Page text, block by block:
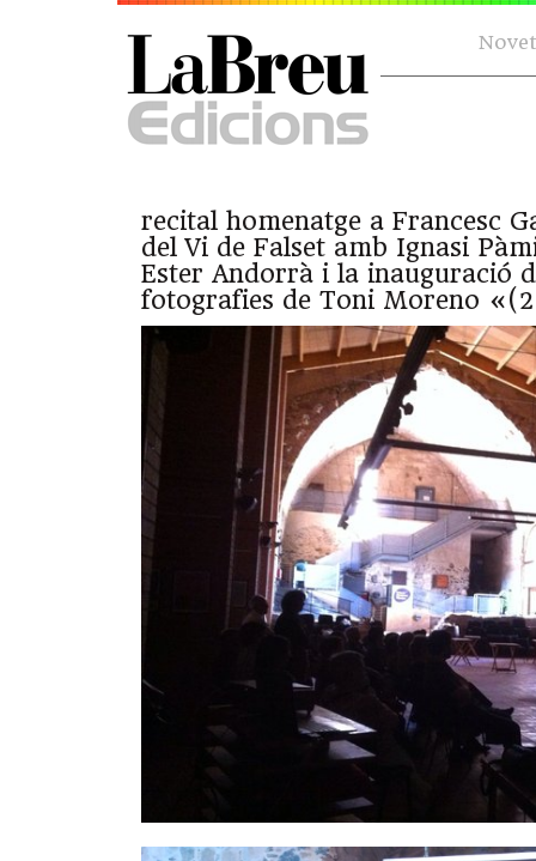
recital homenatge a Francesc
del Vi de Falset amb Ignasi
Ester Andorrà i la inauguració
fotografies de Toni Moreno